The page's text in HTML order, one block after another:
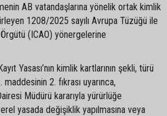
AB vatandaşlarına yönelik ortak kimlik
1208/2025 sayılı Avrupa Tüzüğü ile
Örgütü (ICAO) yönergelerine
Yasası’nın kimlik kartlarının şekli, türü
2. fıkrası uyarınca,
Müdürü kararıyla yürürlüğe
yasada değişiklik yapılmasına veya